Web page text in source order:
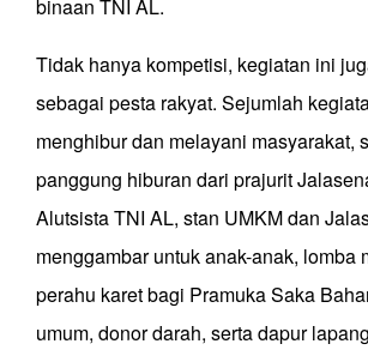
binaan TNI AL.
Tidak hanya kompetisi, kegiatan ini
sebagai pesta rakyat. Sejumlah
menghibur dan melayani masyarakat,
panggung hiburan dari prajurit
Alutsista TNI AL, stan UMKM dan
menggambar untuk anak-anak, lomba
perahu karet bagi Pramuka Saka
umum, donor darah, serta dapur